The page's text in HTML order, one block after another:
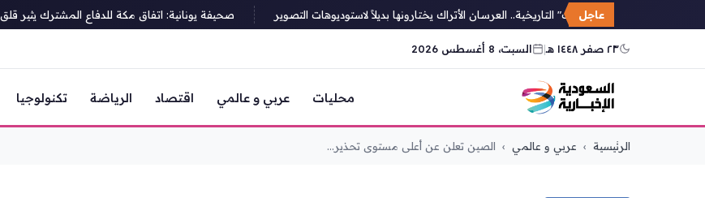
عاجل
قلعة "قوف" التاريخية.. العرسان الأتراك يختارونها بديلاً لاستوديوهات التصوير صحيفة يونانية: اتفاق مكة للدفاع المشترك يثير قلق أثينا
٢٣ صفر ١٤٤٨ هـ | السبت، 8 أغسطس 2026
محليات عربي و عالمي اقتصاد الرياضة تكنولوجيا
الرئيسية › عربي و عالمي › الصين تعلن عن أعلى مستوى تحذير...